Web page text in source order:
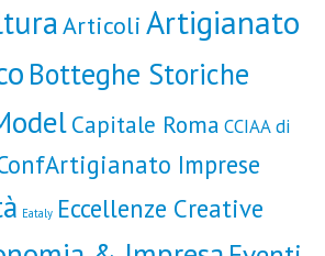
Articoli Artigianato
Botteghe Storiche
Capitale Roma CCIAA di
Imprese
Eataly Eccellenze Creative